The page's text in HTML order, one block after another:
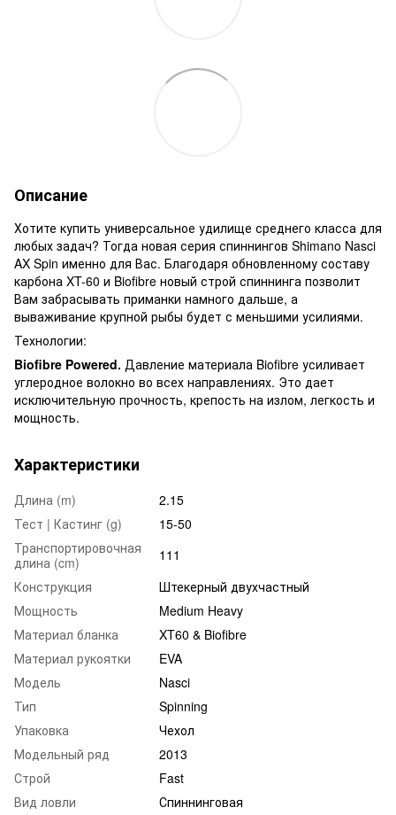
Описание
Хотите купить универсальное удилище среднего класса для
любых задач? Тогда новая серия спиннингов Shimano Nasci
AX Spin именно для Вас. Благодаря обновленному составу
карбона XT-60 и Biofibre новый строй спиннинга позволит
Вам забрасывать приманки намного дальше, а
вываживание крупной рыбы будет с меньшими усилиями.
Технологии:
Biofibre Powered. Давление материала Biofibre усиливает
углеродное волокно во всех направлениях. Это дает
исключительную прочность, крепость на излом, легкость и
мощность.
Характеристики
Длина (m)
2.15
Тест | Кастинг (g)
15-50
Транспортировочная
длина (cm)
111
Конструкция
Штекерный двухчастный
Мощность
Medium Heavy
Материал бланка
XT60 & Biofibre
Материал рукоятки
EVA
Модель
Nasci
Тип
Spinning
Упаковка
Чехол
Модельный ряд
2013
Строй
Fast
Вид ловли
Спиннинговая